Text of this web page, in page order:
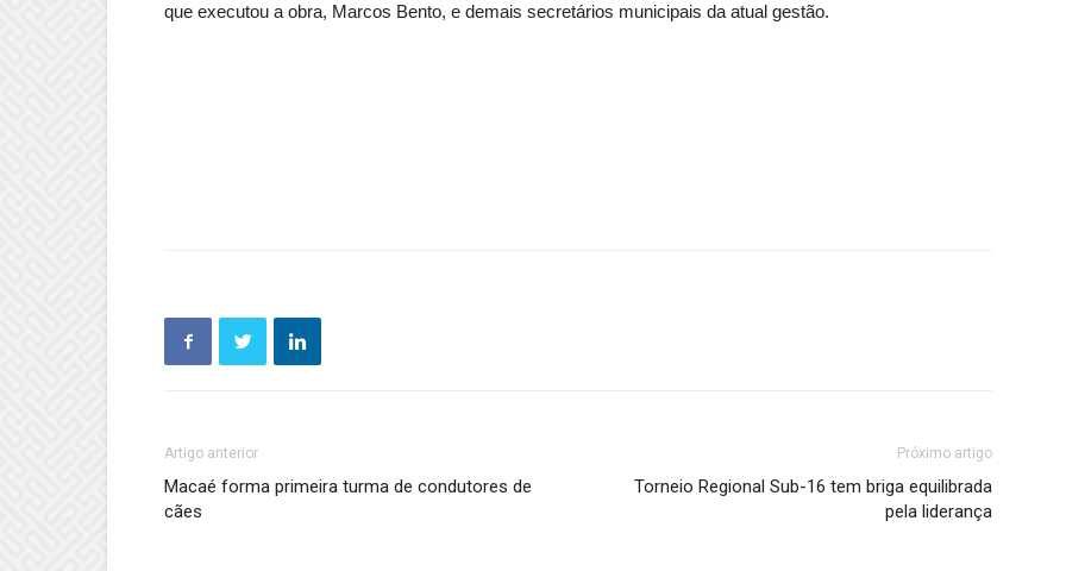
que executou a obra, Marcos Bento, e demais secretários municipais da atual gestão.
Artigo anterior
Macaé forma primeira turma de condutores de
cães
Próximo artigo
Torneio Regional Sub-16 tem briga equilibrada
pela liderança